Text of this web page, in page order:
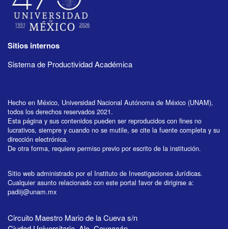
Sitios internos
Sistema de Productividad Académica
Hecho en México, Universidad Nacional Autónoma de México (UNAM),
todos los derechos reservados 2021.
Esta página y sus contenidos pueden ser reproducidos con fines no
lucrativos, siempre y cuando no se mutile, se cite la fuente completa y su
dirección electrónica.
De otra forma, requiere permiso previo por escrito de la institución.
Sitio web administrado por el Instituto de Investigaciones Jurídicas.
Cualquier asunto relacionado con este portal favor de dirigirse a:
padiij@unam.mx
Circuito Maestro Mario de la Cueva s/n